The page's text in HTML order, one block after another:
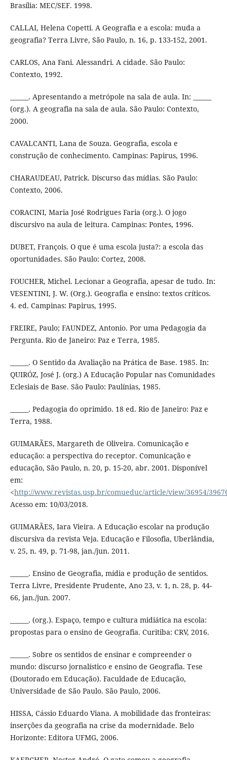
Brasília: MEC/SEF. 1998.
CALLAI, Helena Copetti. A Geografia e a escola: muda a
geografia? Terra Livre, São Paulo, n. 16, p. 133-152, 2001.
CARLOS, Ana Fani. Alessandri. A cidade. São Paulo:
Contexto, 1992.
______. Apresentando a metrópole na sala de aula. In: ______
(org.). A geografia na sala de aula. São Paulo: Contexto,
2000.
CAVALCANTI, Lana de Souza. Geografia, escola e
construção de conhecimento. Campinas: Papirus, 1996.
CHARAUDEAU, Patrick. Discurso das mídias. São Paulo:
Contexto, 2006.
CORACINI, Maria José Rodrigues Faria (org.). O jogo
discursivo na aula de leitura. Campinas: Pontes, 1996.
DUBET, François. O que é uma escola justa?: a escola das
oportunidades. São Paulo: Cortez, 2008.
FOUCHER, Michel. Lecionar a Geografia, apesar de tudo. In:
VESENTINI, J. W. (Org.). Geografia e ensino: textos críticos.
4. ed. Campinas: Papirus, 1995.
FREIRE, Paulo; FAUNDEZ, Antonio. Por uma Pedagogia da
Pergunta. Rio de Janeiro: Paz e Terra, 1985.
______. O Sentido da Avaliação na Prática de Base. 1985. In:
QUIRÓZ, José J. (org.) A Educação Popular nas Comunidades
Eclesiais de Base. São Paulo: Paulínias, 1985.
______. Pedagogia do oprimido. 18 ed. Rio de Janeiro: Paz e
Terra, 1988.
GUIMARÃES, Margareth de Oliveira. Comunicação e
educação: a perspectiva do receptor. Comunicação e
educação, São Paulo, n. 20, p. 15-20, abr. 2001. Disponível
em:
<http://www.revistas.usp.br/comueduc/article/view/36954/
Acesso em: 10/03/2018.
GUIMARÃES, Iara Vieira. A Educação escolar na produção
discursiva da revista Veja. Educação e Filosofia, Uberlândia,
v. 25, n. 49, p. 71-98, jan./jun. 2011.
______. Ensino de Geografia, mídia e produção de sentidos.
Terra Livre, Presidente Prudente, Ano 23, v. 1, n. 28, p. 44-
66, jan./jun. 2007.
______. (org.). Espaço, tempo e cultura midiática na escola:
propostas para o ensino de Geografia. Curitiba: CRV, 2016.
______. Sobre os sentidos de ensinar e compreender o
mundo: discurso jornalístico e ensino de Geografia. Tese
(Doutorado em Educação). Faculdade de Educação,
Universidade de São Paulo. São Paulo, 2006.
HISSA, Cássio Eduardo Viana. A mobilidade das fronteiras:
inserções da geografia na crise da modernidade. Belo
Horizonte: Editora UFMG, 2006.